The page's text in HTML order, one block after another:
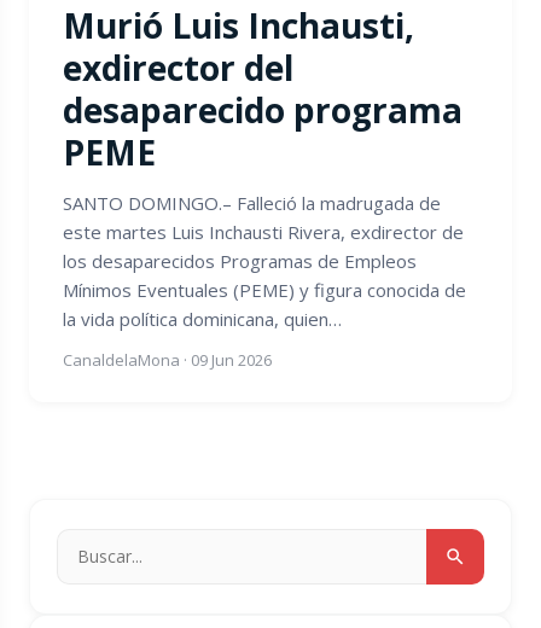
Murió Luis Inchausti,
exdirector del
desaparecido programa
PEME
SANTO DOMINGO.– Falleció la madrugada de
este martes Luis Inchausti Rivera, exdirector de
los desaparecidos Programas de Empleos
Mínimos Eventuales (PEME) y figura conocida de
la vida política dominicana, quien…
CanaldelaMona · 09 Jun 2026